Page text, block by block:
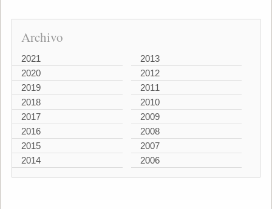
Archivo
2021
2020
2019
2018
2017
2016
2015
2014
2013
2012
2011
2010
2009
2008
2007
2006